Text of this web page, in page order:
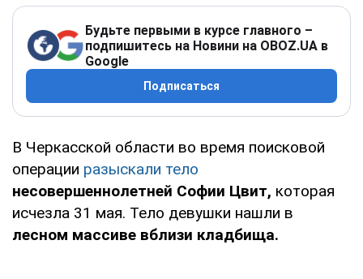
Будьте первыми в курсе главного –
подпишитесь на Новини на OBOZ.UA в
Google
Подписаться
В Черкасской области во время поисковой
операции разыскали тело
несовершеннолетней Софии Цвит, которая
исчезла 31 мая. Тело девушки нашли в
лесном массиве вблизи кладбища.